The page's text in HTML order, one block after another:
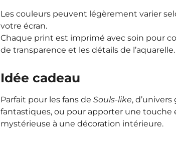
Les couleurs peuvent légèrement varier
votre écran.
Chaque print est imprimé avec soin pour
de transparence et les détails de l’aquarelle.
Idée cadeau
Parfait pour les fans de Souls-like,
fantastiques, ou pour apporter une touche
mystérieuse à une décoration intérieure.